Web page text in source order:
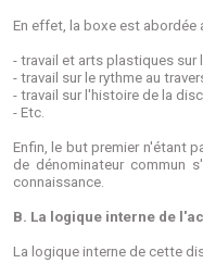
En effet, la boxe est abordée
- travail et arts plastiques sur
- travail sur le rythme au
- travail sur l'histoire de la
- Etc.
Enfin, le but premier n'étant
de dénominateur commun
connaissance.
B. La logique interne de
La logique interne de cette